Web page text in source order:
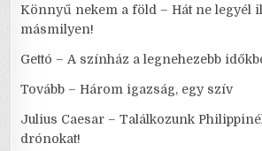
Könnyű nekem a föld – Hát ne legyél
másmilyen!
Gettó – A színház a legnehezebb
Tovább – Három igazság, egy szív
Julius Caesar – Találkozunk
drónokat!